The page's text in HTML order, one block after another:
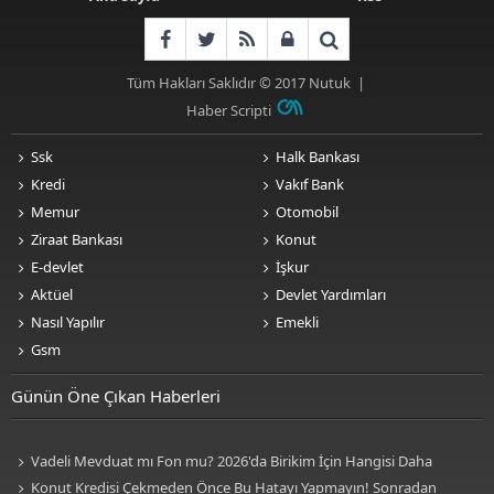
Tüm Hakları Saklıdır © 2017 Nutuk|
Haber Scripti
Ssk
Kredi
Memur
Ziraat Bankası
E-devlet
Aktüel
Nasıl Yapılır
Gsm
Halk Bankası
Vakıf Bank
Otomobil
Konut
İşkur
Devlet Yardımları
Emekli
Günün Öne Çıkan Haberleri
Vadeli Mevduat mı Fon mu? 2026'da Birikim İçin Hangisi Daha
Avantajlı? Nelere Dikkat Edilmeli?
Konut Kredisi Çekmeden Önce Bu Hatayı Yapmayın! Sonradan